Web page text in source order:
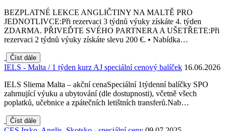
BEZPLATNÉ LEKCE ANGLIČTINY NA MALTĚ PRO
JEDNOTLIVCE:Při rezervaci 3 týdnů výuky získáte 4. týden
ZDARMA. PŘIVEĎTE SVÉHO PARTNERA A UŠETŘETE:Při
rezervaci 2 týdnů výuky získáte slevu 200 €. • Nabídka…
Číst dále
IELS - Malta / 1 týden kurz AJ speciální cenový balíček 16.06.2026
IELS Sliema Malta – akční cenaSpeciální 1týdenní balíčky SPO
zahrnující výuku a ubytování (dle dostupnosti), včetně všech
poplatků, učebnice a zpátečních letištních transferů.Nab…
Číst dále